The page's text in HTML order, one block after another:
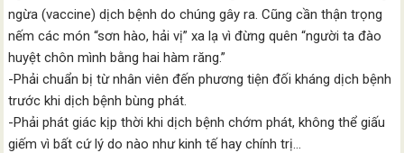
ngừa (vaccine) dịch bệnh do chúng gây ra. Cũng cần thận trọng
nếm các món “sơn hào, hải vị” xa lạ vì đừng quên “người ta đào
huyệt chôn mình bằng hai hàm răng.”
-Phải chuẩn bị từ nhân viên đến phương tiện đối kháng dịch bệnh
trước khi dịch bệnh bùng phát.
-Phải phát giác kịp thời khi dịch bệnh chớm phát, không thể giấu
giếm vì bất cứ lý do nào như kinh tế hay chính trị…